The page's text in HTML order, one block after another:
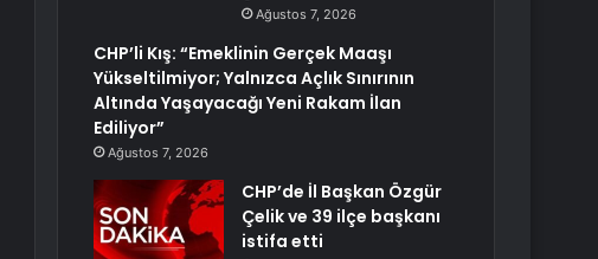
Ağustos 7, 2026
CHP’li Kış: “Emeklinin Gerçek Maaşı
Yükseltilmiyor; Yalnızca Açlık Sınırının
Altında Yaşayacağı Yeni Rakam İlan
Ediliyor”
Ağustos 7, 2026
CHP’de İl Başkan Özgür
Çelik ve 39 ilçe başkanı
istifa etti